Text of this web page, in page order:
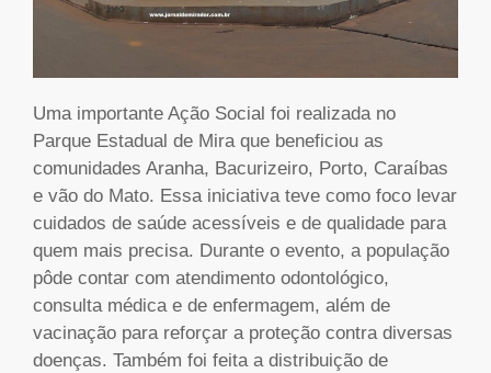
Uma importante Ação Social foi realizada no
Parque Estadual de Mira que beneficiou as
comunidades Aranha, Bacurizeiro, Porto, Caraíbas
e vão do Mato. Essa iniciativa teve como foco levar
cuidados de saúde acessíveis e de qualidade para
quem mais precisa. Durante o evento, a população
pôde contar com atendimento odontológico,
consulta médica e de enfermagem, além de
vacinação para reforçar a proteção contra diversas
doenças. Também foi feita a distribuição de